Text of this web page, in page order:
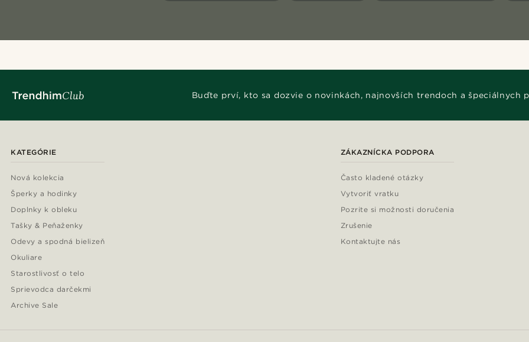
Buďte prví, kto sa dozvie o novinkách, najnovších trendoch a špeciálnych
KATEGÓRIE
Nová kolekcia
Šperky a hodinky
Doplnky k obleku
Tašky & Peňaženky
Odevy a spodná bielizeň
Okuliare
Starostlivosť o telo
Sprievodca darčekmi
Archive Sale
ZÁKAZNÍCKA PODPORA
Často kladené otázky
Vytvoriť vratku
Pozrite si možnosti doručenia
Zrušenie
Kontaktujte nás